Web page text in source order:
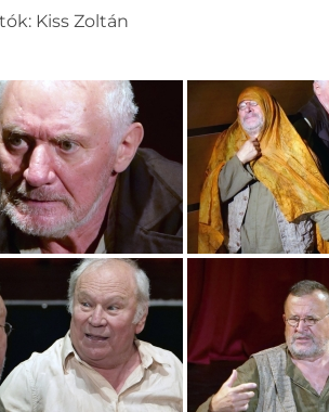
Kiss Zoltán